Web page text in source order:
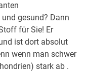
gesund? Dann
für Sie! Er
ist dort absolut
wenn man schwer
stark ab .